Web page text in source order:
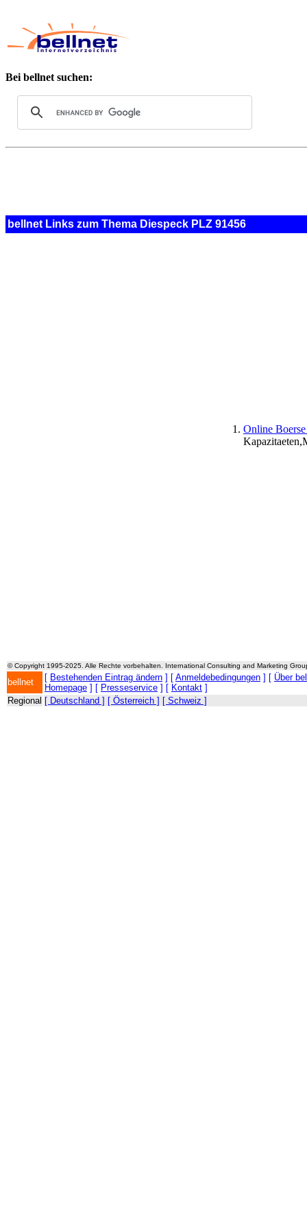
Bei bellnet suchen:
bellnet Links zum Thema Diespeck PLZ 91456
Online
© Copyright 1995-2025. Alle Rechte vorbehalten. International Consulting and Marketing
bellnet [ Bestehenden Eintrag ändern ] [ Anmeldebedingungen ] [ Über
Homepage ] [ Presseservice ] [ Kontakt ]
Regional [ Deutschland ] [ Österreich ] [ Schweiz ]